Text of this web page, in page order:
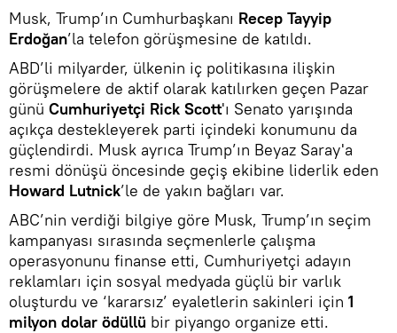
Musk, Trump’ın Cumhurbaşkanı Recep Tayyip
Erdoğan’la telefon görüşmesine de katıldı.
ABD’li milyarder, ülkenin iç politikasına ilişkin
görüşmelere de aktif olarak katılırken geçen Pazar
günü Cumhuriyetçi Rick Scott'ı Senato yarışında
açıkça destekleyerek parti içindeki konumunu da
güçlendirdi. Musk ayrıca Trump’ın Beyaz Saray'a
resmi dönüşü öncesinde geçiş ekibine liderlik eden
Howard Lutnick’le de yakın bağları var.
ABC’nin verdiği bilgiye göre Musk, Trump’ın seçim
kampanyası sırasında seçmenlerle çalışma
operasyonunu finanse etti, Cumhuriyetçi adayın
reklamları için sosyal medyada güçlü bir varlık
oluşturdu ve ‘kararsız’ eyaletlerin sakinleri için 1
milyon dolar ödüllü bir piyango organize etti.